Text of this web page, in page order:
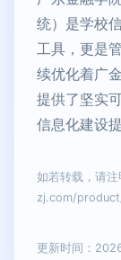
统）是学校
工具，更是
续优化着广
提供了坚实
信息化建设
如若转载，请
zj.com/
更新时间：